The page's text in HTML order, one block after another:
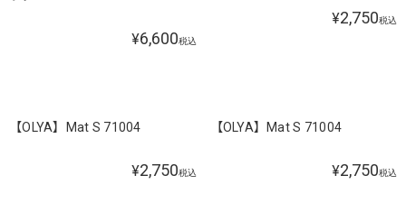
¥6,600税込
¥2,750税込
【OLYA】Mat S 71004
¥2,750税込
【OLYA】Mat S 71004
¥2,750税込